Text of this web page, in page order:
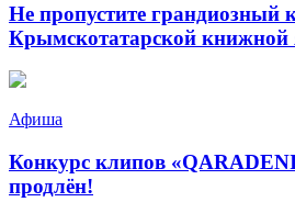
Не пропустите грандиозный
Крымскотатарской книжной
Афиша
Конкурс клипов
продлён!